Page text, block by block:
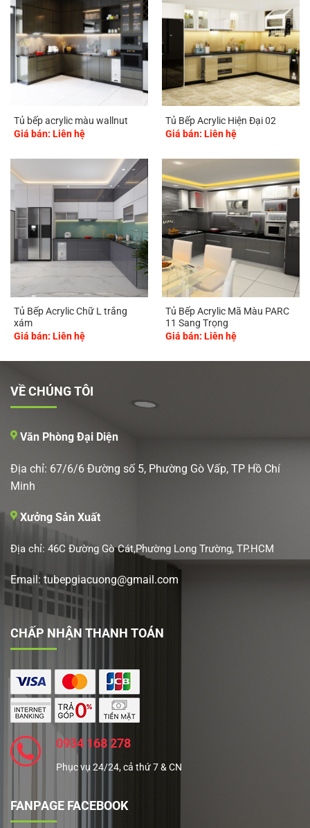
Tủ bếp acrylic màu wallnut
Giá bán: Liên hệ
Tủ Bếp Acrylic Hiện Đại 02
Giá bán: Liên hệ
Tủ Bếp Acrylic Chữ L trắng
xám
Giá bán: Liên hệ
Tủ Bếp Acrylic Mã Màu PARC
11 Sang Trọng
Giá bán: Liên hệ
VỀ CHÚNG TÔI
Văn Phòng Đại Diện
Địa chỉ: 67/6/6 Đường số 5, Phường Gò Vấp, TP Hồ Chí
Minh
Xưởng Sản Xuất
Địa chỉ: 46C Đường Gò Cát,Phường Long Trường, TP.HCM
Email: tubepgiacuong@gmail.com
CHẤP NHẬN THANH TOÁN
0934 168 278
Phục vụ 24/24, cả thứ 7 & CN
FANPAGE FACEBOOK